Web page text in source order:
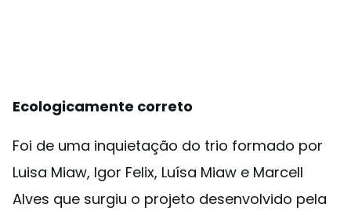
Ecologicamente correto
Foi de uma inquietação do trio formado por
Luisa Miaw, Igor Felix, Luísa Miaw e Marcell
Alves que surgiu o projeto desenvolvido pela